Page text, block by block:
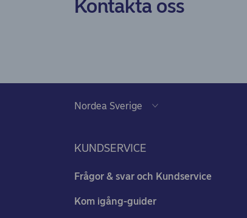
Kontakta oss
KUNDSERVICE
Frågor & svar och Kundservice
Kom igång-guider